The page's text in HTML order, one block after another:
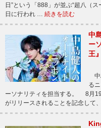
日”という「888」が並ぶ“超八（
日に行われ … 続きを読む
中
ー
王
中
る
ーソナリティを担当する。 8月19
がリリースされることを記念して